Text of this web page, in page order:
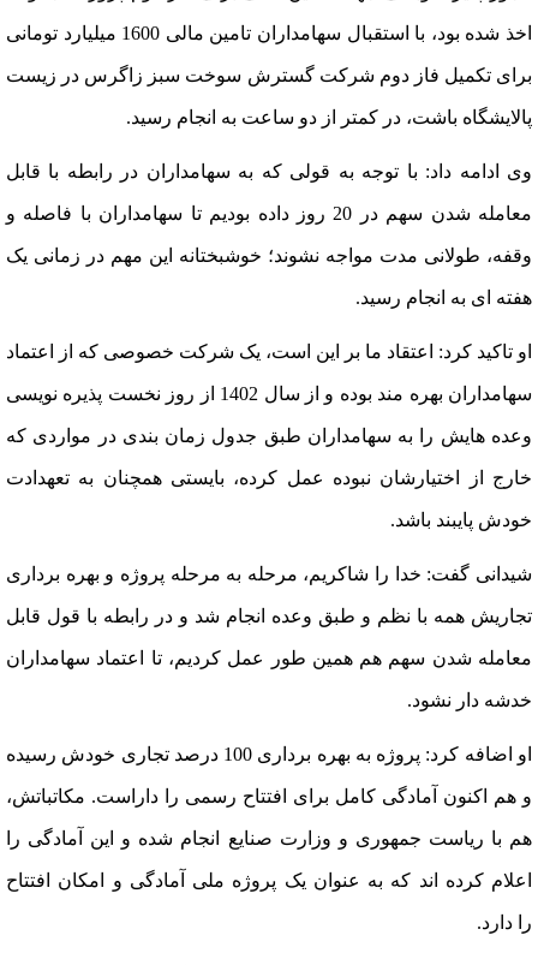
اخذ شده بود، با استقبال سهامداران تامین مالی 1600 میلیارد تومانی
برای تکمیل فاز دوم شرکت گسترش سوخت سبز زاگرس در زیست
پالایشگاه باشت، در کمتر از دو ساعت به انجام رسید.
وی ادامه داد: با توجه به قولی که به سهامداران در رابطه با قابل
معامله شدن سهم در 20 روز داده بودیم تا سهامداران با فاصله و
وقفه، طولانی مدت مواجه نشوند؛ خوشبختانه این مهم در زمانی یک
هفته ای به انجام رسید.
او تاکید کرد: اعتقاد ما بر این است، یک شرکت خصوصی که از اعتماد
سهامداران بهره مند بوده و از سال 1402 از روز نخست پذیره نویسی
وعده هایش را به سهامداران طبق جدول زمان بندی در مواردی که
خارج از اختیارشان نبوده عمل کرده، بایستی همچنان به تعهدادت
خودش پایبند باشد.
شیدانی گفت: خدا را شاکریم، مرحله به مرحله پروژه و بهره برداری
تجاریش همه با نظم و طبق وعده انجام شد و در رابطه با قول قابل
معامله شدن سهم هم همین طور عمل کردیم، تا اعتماد سهامداران
خدشه دار نشود.
او اضافه کرد: پروژه به بهره برداری 100 درصد تجاری خودش رسیده
و هم اکنون آمادگی کامل برای افتتاح رسمی را داراست. مکاتباتش،
هم با ریاست جمهوری و وزارت صنایع انجام شده و این آمادگی را
اعلام کرده اند که به عنوان یک پروژه ملی آمادگی و امکان افتتاح
را دارد.